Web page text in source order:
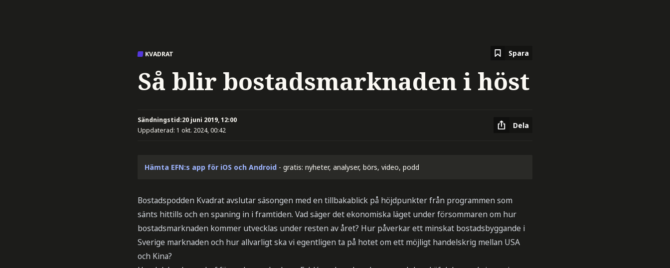
KVADRAT Spara
Så blir bostadsmarknaden i höst
Sändningstid:20 juni 2019, 12:00
Uppdaterad: 1 okt. 2024, 00:42
Dela
Hämta EFN:s app för iOS och Android - gratis: nyheter, analyser, börs, video, podd
Bostadspodden Kvadrat avslutar säsongen med en tillbakablick på höjdpunkter från programmen som
sänts hittills och en spaning in i framtiden. Vad säger det ekonomiska läget under försommaren om hur
bostadsmarknaden kommer utvecklas under resten av året? Hur påverkar ett minskat bostadsbyggande i
Sverige marknaden och hur allvarligt ska vi egentligen ta på hotet om ett möjligt handelskrig mellan USA
och Kina?